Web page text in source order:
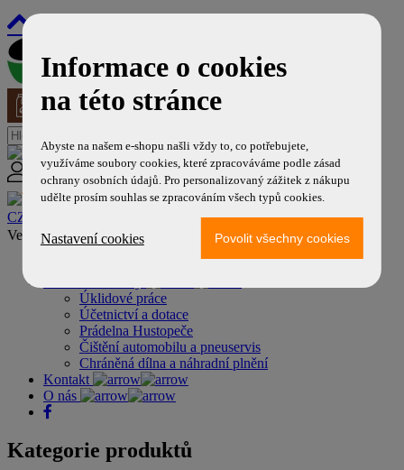
800 99 77 99
Váš účet
CZK
Ventilové šroubováky, závitníky, zavaděče ventilů
Úklidové práce
Účetnictví a dotace
Prádelna Hustopeče
Čištění automobilu a pneuservis
Chráněná dílna a náhradní plnění
Kontakt
O nás
Kategorie produktů
Informace o cookies
na této stránce
Abyste na našem e-shopu našli vždy to, co potřebujete,
využíváme soubory cookies, které zpracováváme podle zásad
ochrany osobních údajů. Pro personalizovaný zážitek z nákupu
udělte prosím souhlas se zpracováním všech typů cookies.
Nastavení cookies